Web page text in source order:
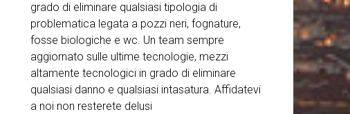
grado di eliminare qualsiasi tipologia di
problematica legata a pozzi neri, fognature,
fosse biologiche e wc. Un team sempre
aggiornato sulle ultime tecnologie, mezzi
altamente tecnologici in grado di eliminare
qualsiasi danno e qualsiasi intasatura. Affidatevi
a noi non resterete delusi